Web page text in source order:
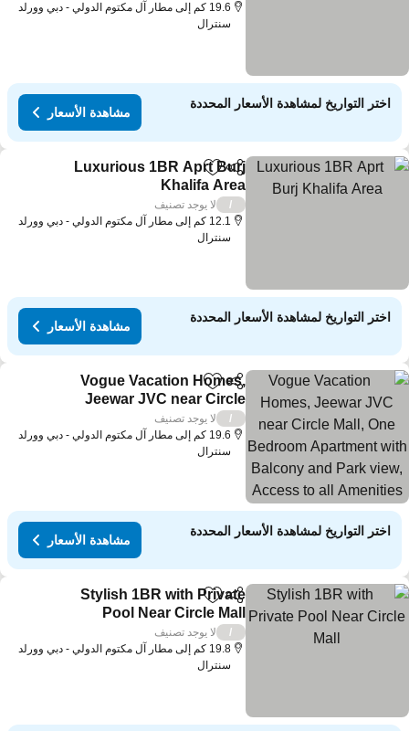
19.6 كم إلى مطار آل مكتوم الدولي - دبي وورلد
سنترال
اختر التواريخ لمشاهدة الأسعار المحددة
مشاهدة الأسعار
مشاركةAdd to favorites
Luxurious 1BR Aprt Burj
Khalifa Area
لا يوجد تصنيف
12.1 كم إلى مطار آل مكتوم الدولي - دبي وورلد
سنترال
اختر التواريخ لمشاهدة الأسعار المحددة
مشاهدة الأسعار
مشاركةAdd to favorites
Vogue Vacation Homes,
Jeewar JVC near Circle
Mall, One Bedroom
Apartment with Balcony
and Park view, Access to
all Amenities
لا يوجد تصنيف
19.6 كم إلى مطار آل مكتوم الدولي - دبي وورلد
سنترال
اختر التواريخ لمشاهدة الأسعار المحددة
مشاهدة الأسعار
مشاركةAdd to favorites
Stylish 1BR with Private
Pool Near Circle Mall
لا يوجد تصنيف
19.8 كم إلى مطار آل مكتوم الدولي - دبي وورلد
سنترال